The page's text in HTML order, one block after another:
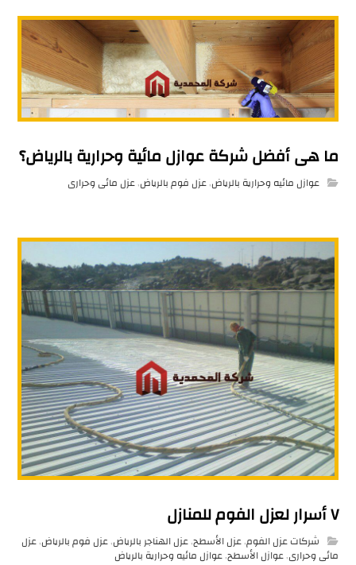
ما هى أفضل شركة عوازل مائية وحرارية بالرياض؟
عوازل مائيه وحرارية بالرياض,عزل فوم بالرياض,عزل مائى وحرارى
٧ أسرار لعزل الفوم للمنازل
شركات عزل الفوم,عزل الأسطح,عزل الهناجر بالرياض,عزل فوم بالرياض,عزل
مائى وحرارى,عوازل الأسطح,عوازل مائيه وحرارية بالرياض